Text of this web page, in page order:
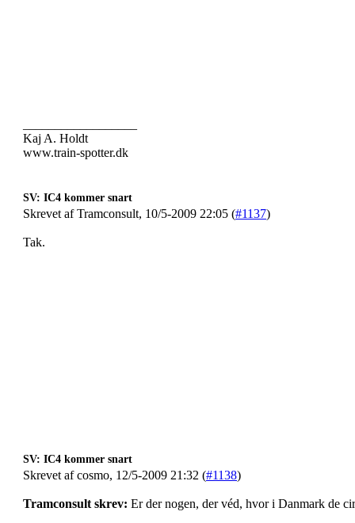
Kaj A. Holdt
www.train-spotter.dk
SV: IC4 kommer snart
Skrevet af Tramconsult, 10/5-2009 22:05 (#1137)
Tak.
SV: IC4 kommer snart
Skrevet af cosmo, 12/5-2009 21:32 (#1138)
Tramconsult skrev: Er der nogen, der véd, hvor i Danmark de